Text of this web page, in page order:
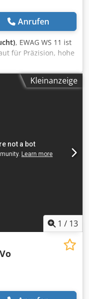
Anrufen
, EWAG WS 11 ist
für Präzision, hohe
100 mm;
Werkstückspindel
mm;
2500–7100
mm.
Kleinanzeige
1 / 13